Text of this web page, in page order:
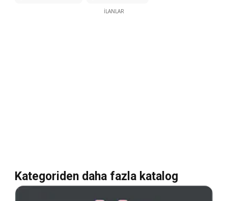
İLANLAR
Kategoriden daha fazla katalog